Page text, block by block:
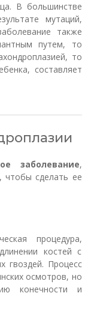
В большинстве
мутаций,
также
путем, то
то
составляет
заболевание,
чтобы сделать ее
процедура,
костей с
гвоздей. Процесс
осмотров, но
конечности и